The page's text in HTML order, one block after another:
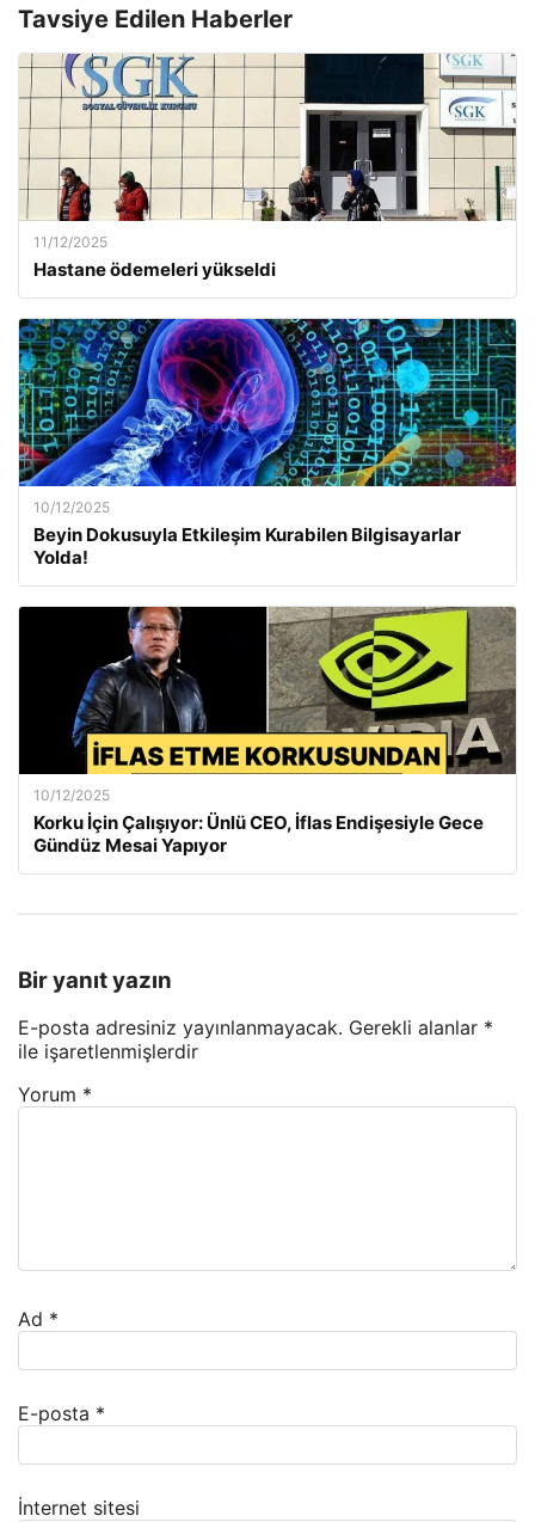
Tavsiye Edilen Haberler
11/12/2025
Hastane ödemeleri yükseldi
10/12/2025
Beyin Dokusuyla Etkileşim Kurabilen Bilgisayarlar
Yolda!
10/12/2025
Korku İçin Çalışıyor: Ünlü CEO, İflas Endişesiyle Gece
Gündüz Mesai Yapıyor
Bir yanıt yazın
E-posta adresiniz yayınlanmayacak. Gerekli alanlar *
ile işaretlenmişlerdir
Yorum *
Ad *
E-posta *
İnternet sitesi